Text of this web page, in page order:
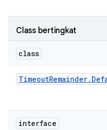
Class bertingkat
class
TimeoutRemainder.
interface